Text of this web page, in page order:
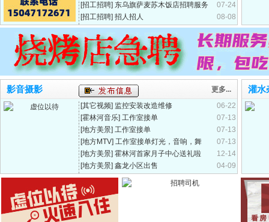
07-24
[招工招聘] 东乌旗萨麦苏木饭店招聘服务
员
08-08
[招工招聘] 招人招人
影音摄影
更多...
06-22
[其它视频] 监控安装改造维修
07-13
[霍林河音乐] 工作室接单
07-13
[地方美景] 工作室接单
07-13
[地方MTV] 工作室接单灯光，音响，舞
台，视频音频录制
12-14
[地方美景] 霍林河首家月子中心送礼啦
04-09
[地方美景] 鑫龙小区出售
灌水